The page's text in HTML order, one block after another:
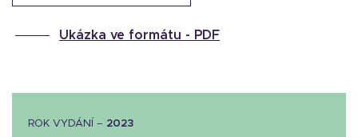
Ukázka ve formátu - PDF
ROK VYDÁNÍ – 2023